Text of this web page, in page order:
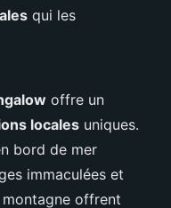
qui les
offre un
locales uniques.
bord de mer
immaculées et
offrent